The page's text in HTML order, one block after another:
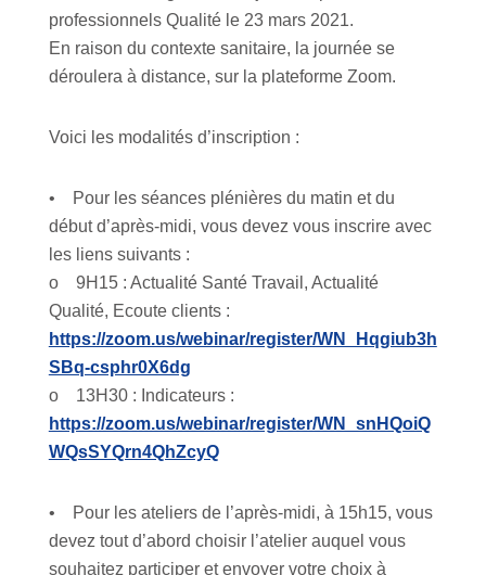
professionnels Qualité le 23 mars 2021.
En raison du contexte sanitaire, la journée se
déroulera à distance, sur la plateforme Zoom.
Voici les modalités d’inscription :
• Pour les séances plénières du matin et du
début d’après-midi, vous devez vous inscrire avec
les liens suivants :
o 9H15 : Actualité Santé Travail, Actualité
Qualité, Ecoute clients :
https://zoom.us/webinar/register/WN_Hqgiub3h
SBq-csphr0X6dg
o 13H30 : Indicateurs :
https://zoom.us/webinar/register/WN_snHQoiQ
WQsSYQrn4QhZcyQ
• Pour les ateliers de l’après-midi, à 15h15, vous
devez tout d’abord choisir l’atelier auquel vous
souhaitez participer et envoyer votre choix à